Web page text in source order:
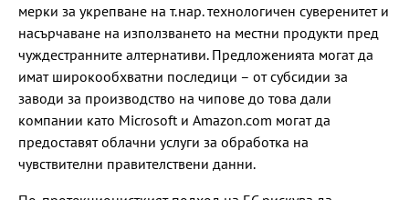
мерки за укрепване на т.нар. технологичен суверенитет и
насърчаване на използването на местни продукти пред
чуждестранните алтернативи. Предложенията могат да
имат широкообхватни последици – от субсидии за
заводи за производство на чипове до това дали
компании като Microsoft и Amazon.com могат да
предоставят облачни услуги за обработка на
чувствителни правителствени данни.